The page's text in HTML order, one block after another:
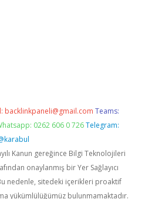
backlinkpaneli@gmail.com Teams:
0262 606 0 726 Telegram:
Kanun gereğince Bilgi Teknolojileri
onaylanmış bir Yer Sağlayıcı
nedenle, sitedeki içerikleri proaktif
yükümlülüğümüz bulunmamaktadır.